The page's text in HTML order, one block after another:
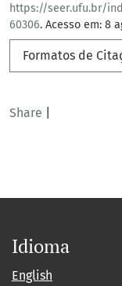
https://seer.ufu.br/
60306. Acesso em: 8
Formatos de
Share
Idioma
English